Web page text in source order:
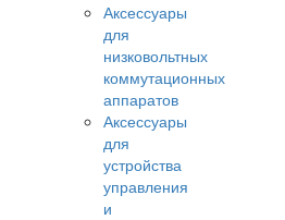
Аксессуары
для
низковольтных
коммутационных
аппаратов
Аксессуары
для
устройства
управления
и